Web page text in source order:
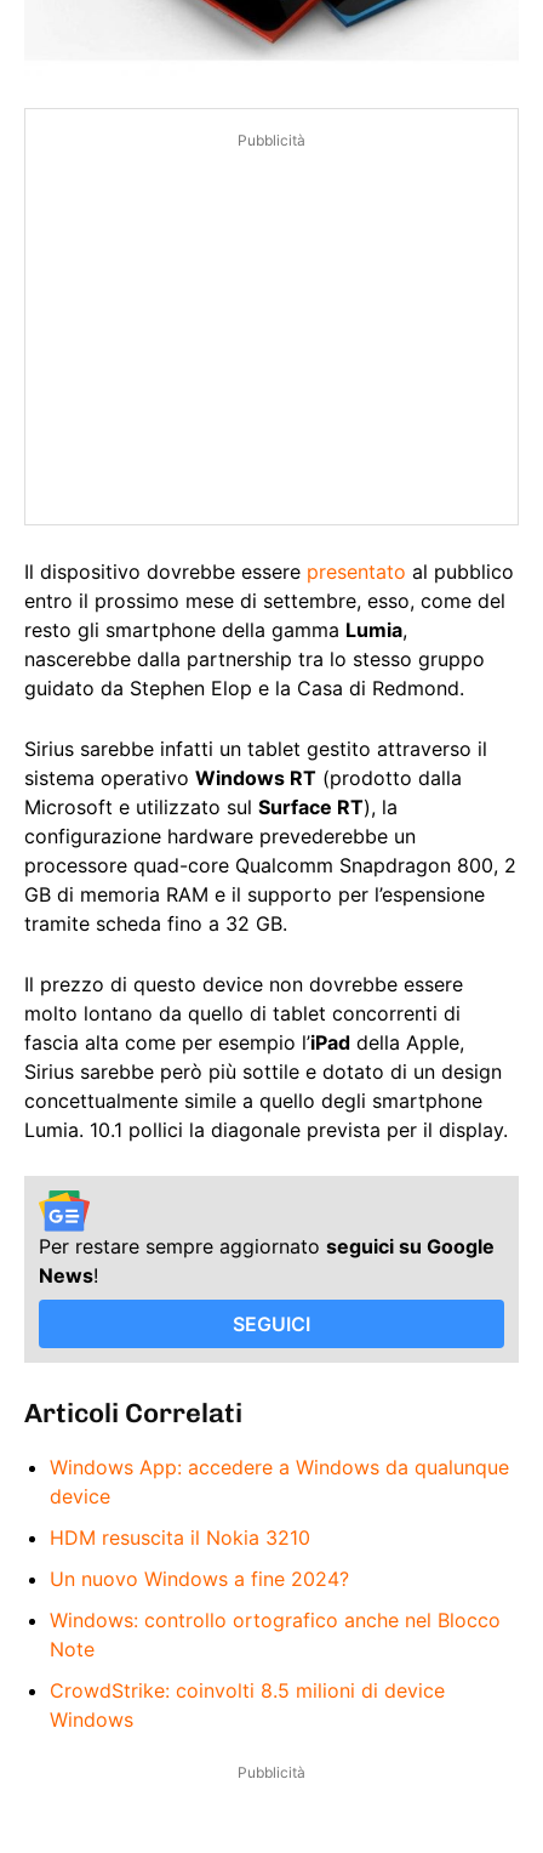
Pubblicità
Il dispositivo dovrebbe essere presentato al pubblico
entro il prossimo mese di settembre, esso, come del
resto gli smartphone della gamma Lumia,
nascerebbe dalla partnership tra lo stesso gruppo
guidato da Stephen Elop e la Casa di Redmond.
Sirius sarebbe infatti un tablet gestito attraverso il
sistema operativo Windows RT (prodotto dalla
Microsoft e utilizzato sul Surface RT), la
configurazione hardware prevederebbe un
processore quad-core Qualcomm Snapdragon 800, 2
GB di memoria RAM e il supporto per l’espensione
tramite scheda fino a 32 GB.
Il prezzo di questo device non dovrebbe essere
molto lontano da quello di tablet concorrenti di
fascia alta come per esempio l’iPad della Apple,
Sirius sarebbe però più sottile e dotato di un design
concettualmente simile a quello degli smartphone
Lumia. 10.1 pollici la diagonale prevista per il display.
Per restare sempre aggiornato seguici su Google
News!
SEGUICI
Articoli Correlati
Windows App: accedere a Windows da qualunque
device
HDM resuscita il Nokia 3210
Un nuovo Windows a fine 2024?
Windows: controllo ortografico anche nel Blocco
Note
CrowdStrike: coinvolti 8.5 milioni di device
Windows
Pubblicità